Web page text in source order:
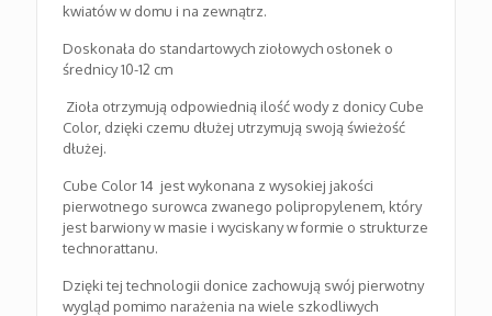
kwiatów w domu i na zewnątrz.
Doskonała do standartowych ziołowych osłonek o
średnicy 10-12 cm
Zioła otrzymują odpowiednią ilość wody z donicy Cube
Color, dzięki czemu dłużej utrzymują swoją świeżość
dłużej.
Cube Color 14 jest wykonana z wysokiej jakości
pierwotnego surowca zwanego polipropylenem, który
jest barwiony w masie i wyciskany w formie o strukturze
technorattanu.
Dzięki tej technologii donice zachowują swój pierwotny
wygląd pomimo narażenia na wiele szkodliwych